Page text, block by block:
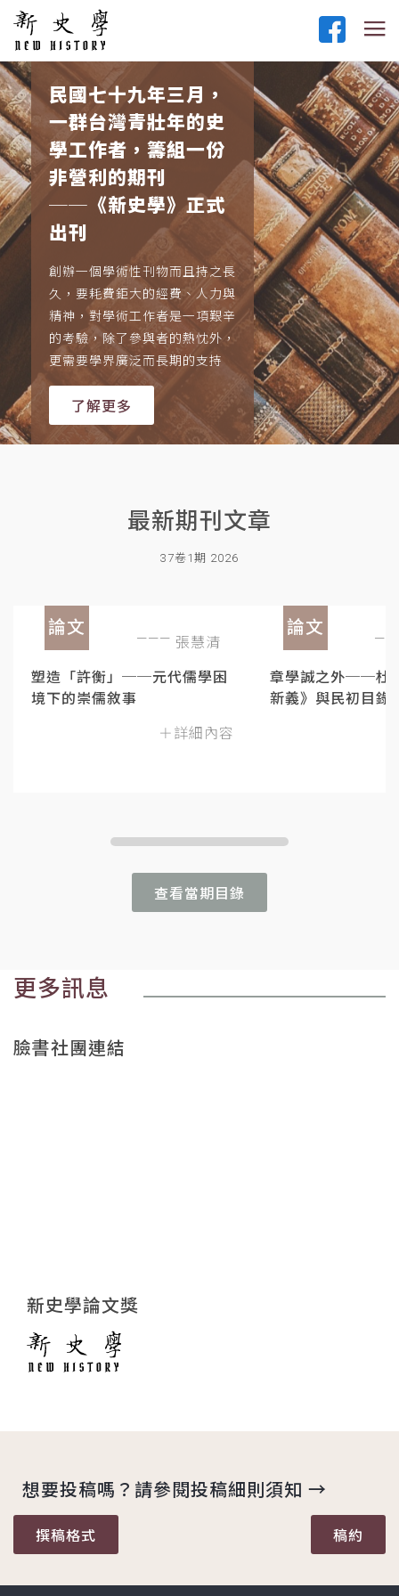
民國七十九年三月，
一群台灣青壯年的史
學工作者，籌組一份
非營利的期刊
──《新史學》正式
出刊
創辦一個學術性刊物而且持之長
久，要耗費鉅大的經費、人力與
精神，對學術工作者是一項艱辛
的考驗，除了參與者的熱忱外，
更需要學界廣泛而長期的支持
了解更多
最新期刊文章
37卷1期 2026
論文
張慧清
塑造「許衡」──元代儒學困
境下的崇儒敘事
＋詳細內容
論文
章學誠之外──杜
新義》與民初目錄
查看當期目錄
更多訊息
臉書社團連結
新史學論文獎
想要投稿嗎？請參閱投稿細則須知 →
撰稿格式 稿約